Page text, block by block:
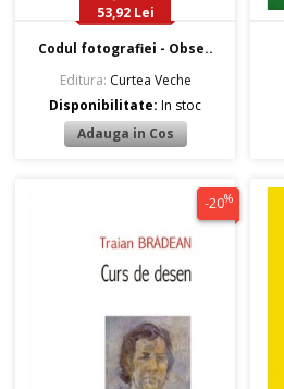
53,92 Lei
Codul fotografiei - Obse..
Editura: Curtea Veche
Disponibilitate:In stoc
-20%